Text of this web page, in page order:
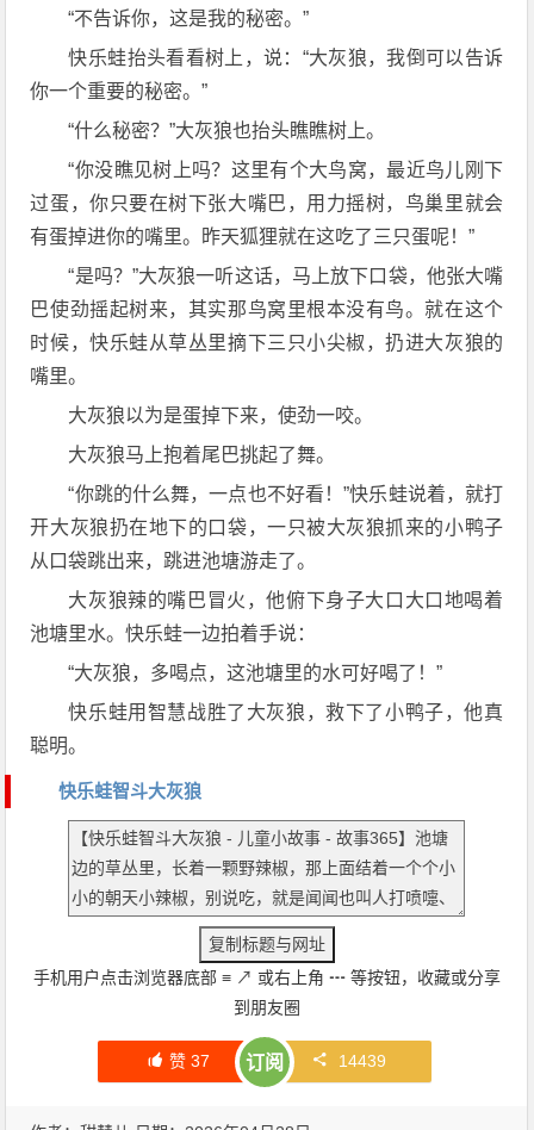
“不告诉你，这是我的秘密。”
快乐蛙抬头看看树上，说：“大灰狼，我倒可以告诉
你一个重要的秘密。”
“什么秘密？”大灰狼也抬头瞧瞧树上。
“你没瞧见树上吗？这里有个大鸟窝，最近鸟儿刚下
过蛋，你只要在树下张大嘴巴，用力摇树，鸟巢里就会
有蛋掉进你的嘴里。昨天狐狸就在这吃了三只蛋呢！”
“是吗？”大灰狼一听这话，马上放下口袋，他张大嘴
巴使劲摇起树来，其实那鸟窝里根本没有鸟。就在这个
时候，快乐蛙从草丛里摘下三只小尖椒，扔进大灰狼的
嘴里。
大灰狼以为是蛋掉下来，使劲一咬。
大灰狼马上抱着尾巴挑起了舞。
“你跳的什么舞，一点也不好看！”快乐蛙说着，就打
开大灰狼扔在地下的口袋，一只被大灰狼抓来的小鸭子
从口袋跳出来，跳进池塘游走了。
大灰狼辣的嘴巴冒火，他俯下身子大口大口地喝着
池塘里水。快乐蛙一边拍着手说：
“大灰狼，多喝点，这池塘里的水可好喝了！”
快乐蛙用智慧战胜了大灰狼，救下了小鸭子，他真
聪明。
快乐蛙智斗大灰狼
手机用户点击浏览器底部 ≡ ↗ 或右上角 ┅ 等按钮，收藏或分享
到朋友圈
赞37 订阅 14439